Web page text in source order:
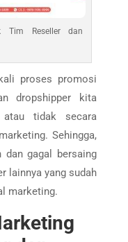
Tim Reseller dan
proses promosi
dropshipper kita
atau tidak secara
Sehingga,
dan gagal bersaing
lainnya yang sudah
marketing.